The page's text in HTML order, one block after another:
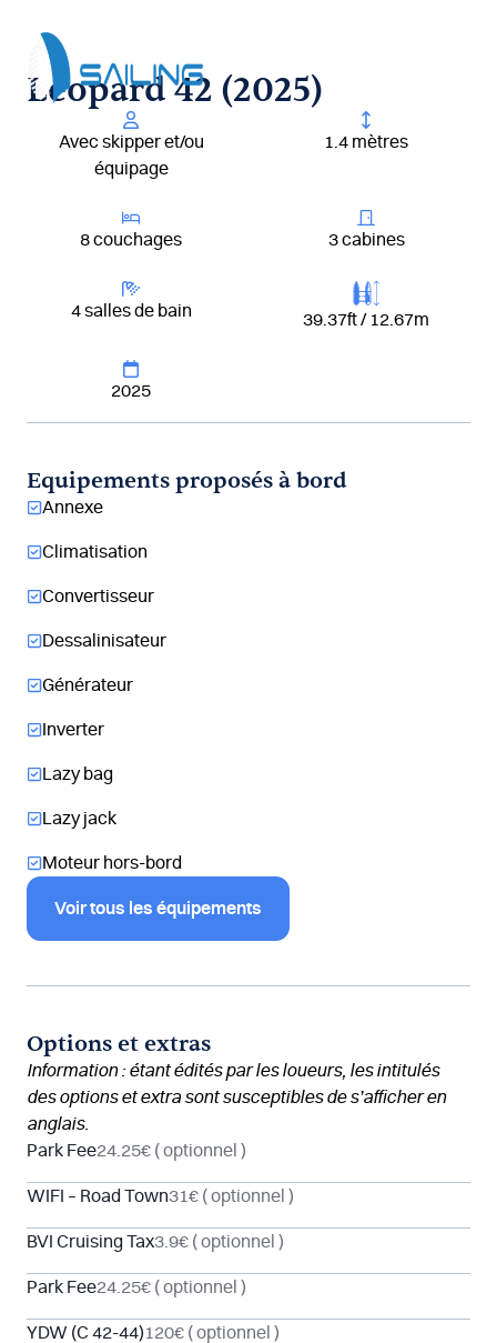
contenu
Leopard 42 (2025)
Avec skipper et/ou
équipage
1.4 mètres
8 couchages 3 cabines
4 salles de bain 39.37ft / 12.67m
2025
Equipements proposés à bord
Annexe
Climatisation
Convertisseur
Dessalinisateur
Générateur
Inverter
Lazy bag
Lazy jack
Moteur hors-bord
Voir tous les équipements
Options et extras
Information : étant édités par les loueurs, les intitulés
des options et extra sont susceptibles de s’afficher en
anglais.
Park Fee24.25€ ( optionnel )
WIFI – Road Town31€ ( optionnel )
BVI Cruising Tax3.9€ ( optionnel )
Park Fee24.25€ ( optionnel )
YDW (C 42-44)120€ ( optionnel )